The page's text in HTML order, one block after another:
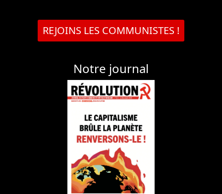
REJOINS LES COMMUNISTES !
Notre journal